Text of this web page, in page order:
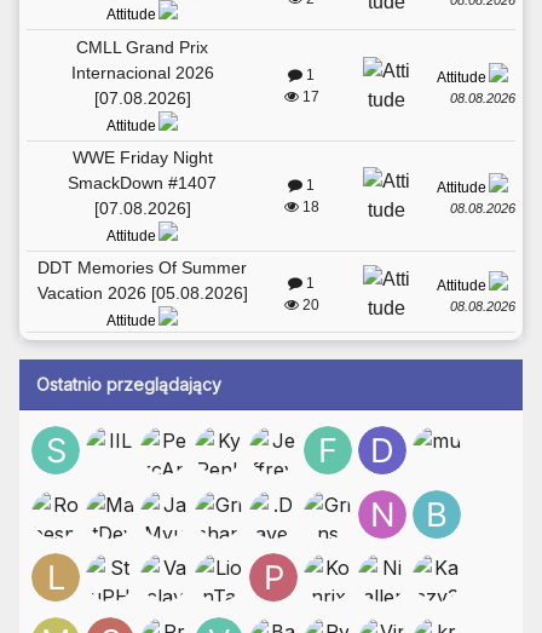
Attitude
CMLL Grand Prix
Internacional 2026
[07.08.2026]
Attitude
1
17
Attitude
08.08.2026
WWE Friday Night
SmackDown #1407
[07.08.2026]
Attitude
1
18
Attitude
08.08.2026
DDT Memories Of Summer
Vacation 2026 [05.08.2026]
Attitude
1
20
Attitude
08.08.2026
Ostatnio przeglądający